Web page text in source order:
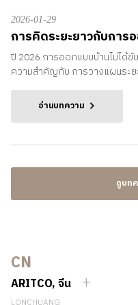
2026-01-29
การคิดระยะยาวกับการ
ปี 2026 การออกแบบบ้านไม่ได้
ความสำคัญกับ การวางแผนระย
อ่านบทความ
ดูบท
CN
ARITCO, จีน